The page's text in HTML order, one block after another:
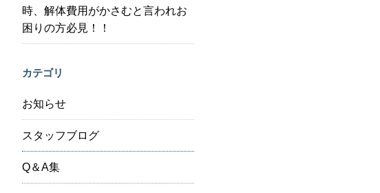
時、解体費用がかさむと言われお
困りの方必見！！
カテゴリ
お知らせ
スタッフブログ
Q＆A集